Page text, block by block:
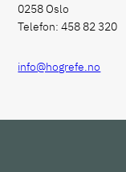
0258 Oslo
Telefon: 458 82 320
info@hogrefe.no